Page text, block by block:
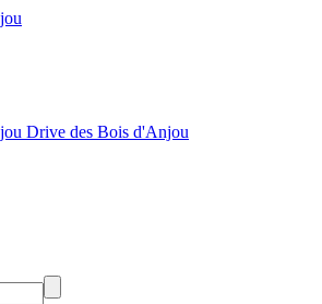
Drive des Bois d'Anjou